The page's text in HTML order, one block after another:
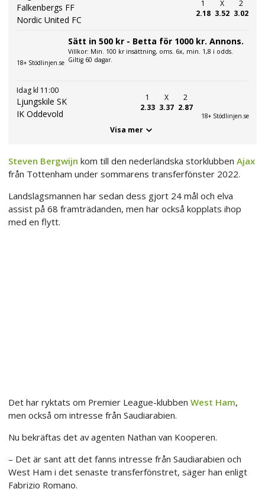
Falkenbergs FF
Nordic United FC
1
2.18
X
3.52
2
3.02
18+ Stödlinjen.se
Sätt in 500 kr - Betta för 1000 kr. Annons.
Villkor: Min. 100 kr insättning, oms. 6x, min. 1,8 i odds.
Giltig 60 dagar.
Idag kl 11:00
Ljungskile SK
IK Oddevold
1
2.33
X
3.37
2
2.87
18+ Stödlinjen.se
Visa mer
Steven Bergwijn kom till den nederländska storklubben Ajax
från Tottenham under sommarens transferfönster 2022.
Landslagsmannen har sedan dess gjort 24 mål och elva
assist på 68 framträdanden, men har också kopplats ihop
med en flytt.
Det har ryktats om Premier League-klubben West Ham,
men också om intresse från Saudiarabien.
Nu bekräftas det av agenten Nathan van Kooperen.
– Det är sant att det fanns intresse från Saudiarabien och
West Ham i det senaste transferfönstret, säger han enligt
Fabrizio Romano.